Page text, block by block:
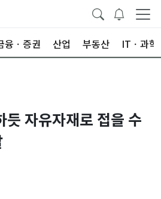
융ㆍ증권 산업 부동산 ITㆍ과학
자유자재로 접을 수